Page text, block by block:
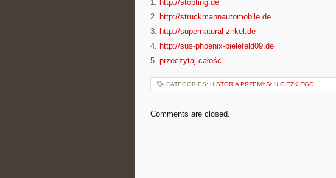
1. http://stopting.de
2. http://struckmannautomobile.de
3. http://supernatural-zirkel.de
4. http://sus-phoenix-bielefeld09.de
5. przeczytaj całość
CATEGORIES: HISTORIA PRZEMYSŁU CIĘŻKIEGO
Comments are closed.